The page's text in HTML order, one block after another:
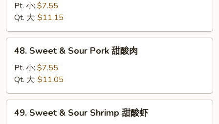
Sour
Chicken
甜
Pt. 小: $7.55
Qt. 大: $11.15
Sweet
Sour
Pork
甜
48. Sweet & Sour Pork 甜酸肉
Pt. 小: $7.55
Qt. 大: $11.05
Sweet
49. Sweet & Sour Shrimp 甜酸虾